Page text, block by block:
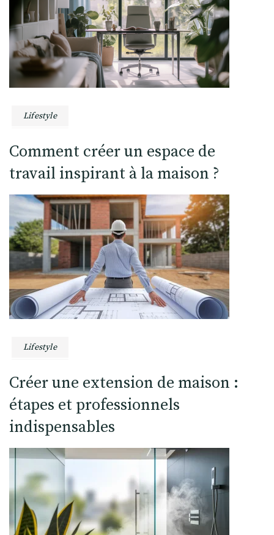
Lifestyle
Comment créer un espace de
travail inspirant à la maison ?
Lifestyle
Créer une extension de maison :
étapes et professionnels
indispensables